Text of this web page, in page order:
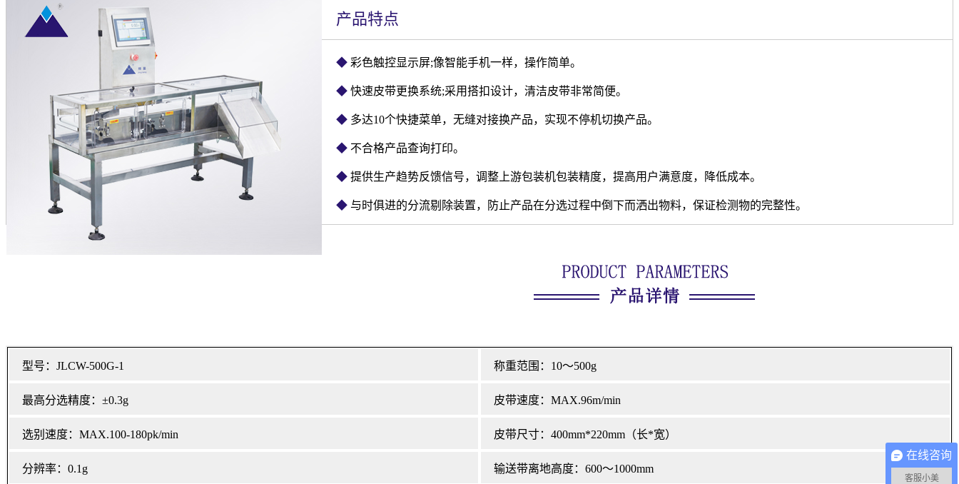
产品特点
◆ 彩色触控显示屏;像智能手机一样，操作简单。
◆ 快速皮带更换系统;采用搭扣设计，清洁皮带非常简便。
◆ 多达10个快捷菜单，无缝对接换产品，实现不停机切换产品。
◆ 不合格产品查询打印。
◆ 提供生产趋势反馈信号，调整上游包装机包装精度，提高用户满意度，降低成本。
◆ 与时俱进的分流剔除装置，防止产品在分选过程中倒下而洒出物料，保证检测物的完整性。
型号：JLCW-500G-1 称重范围：10～500g
最高分选精度：±0.3g 皮带速度：MAX.96m/min
选别速度：MAX.100-180pk/min 皮带尺寸：400mm*220mm（长*宽）
分辨率：0.1g 输送带离地高度：600～1000mm
在线咨询
客服小美